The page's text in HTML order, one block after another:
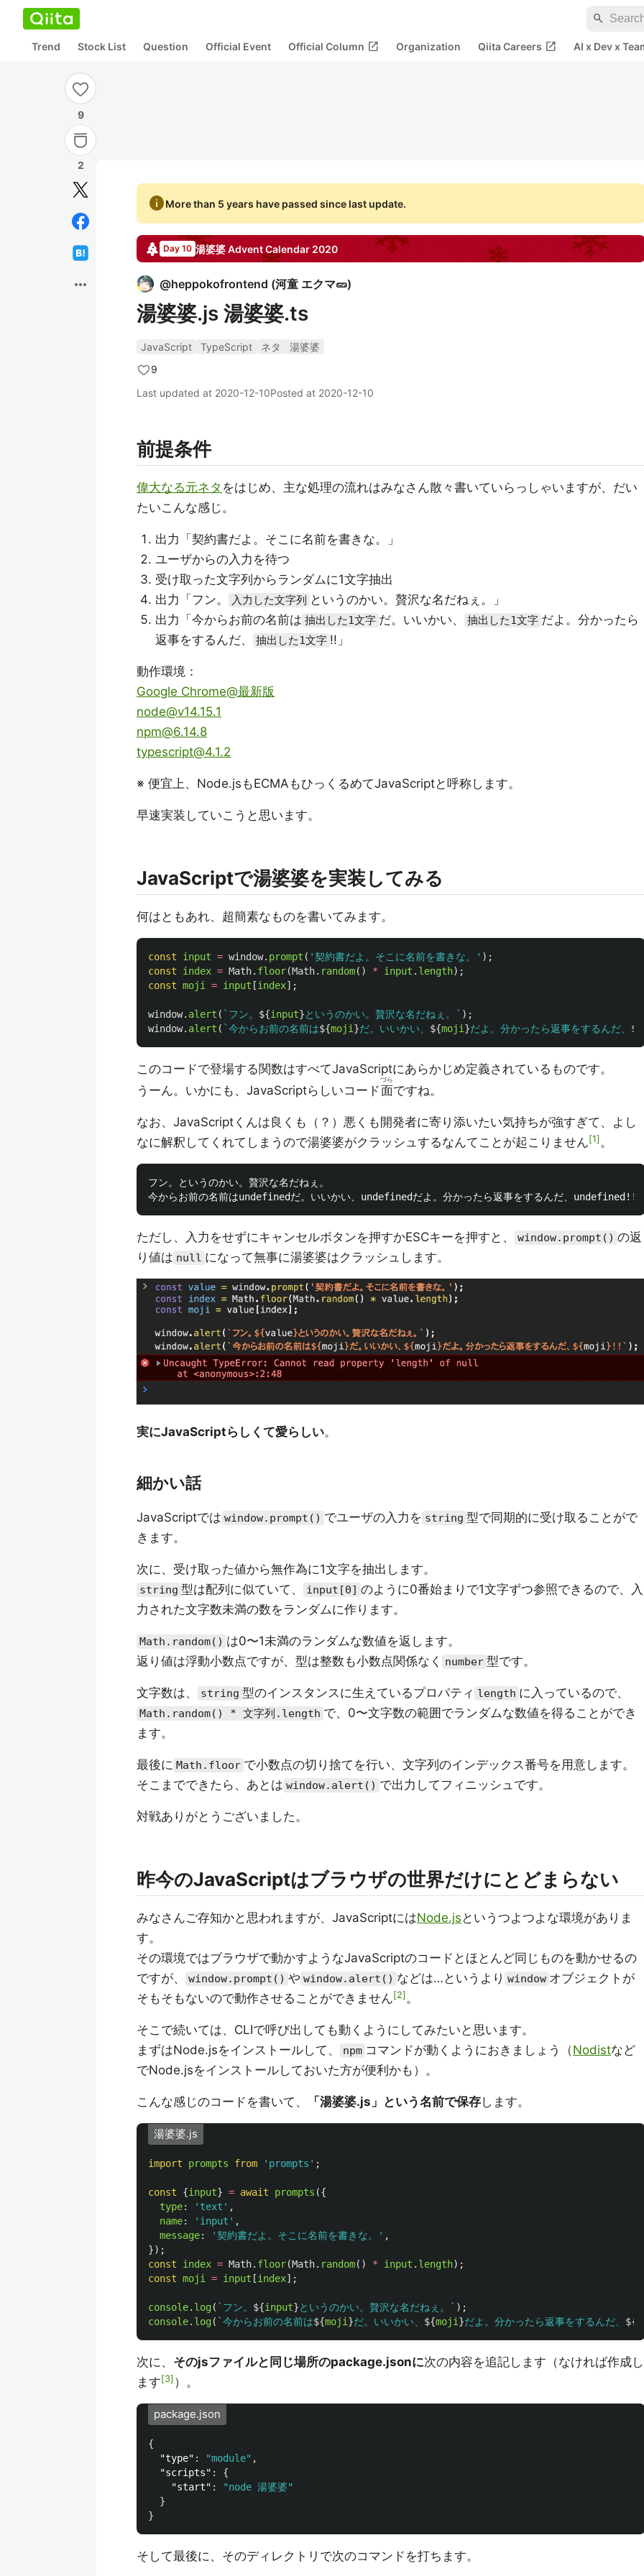
search
Trend Stock List Question Official Event Official Column open_in_new Organization Qiita Careers open_in_new AI x Dev x
9
2
more_horiz
infoMore than 5 years have passed since last update.
Day 10 湯婆婆Advent Calendar 2020
@heppokofrontend (河童 エクマ🥒)
湯婆婆.js 湯婆婆.ts
JavaScript TypeScript ネタ
湯婆婆
9
Last updated at 2020-12-10Posted at 2020-12-10
前提条件
偉大なる元ネタ をはじめ、主な処理の流れはみなさん散々書いていらっしゃいますが、だい
たいこんな感じ。
出力「契約書だよ。そこに名前を書きな。」
ユーザからの入力を待つ
受け取った文字列からランダムに1文字抽出
出力「フン。
入力した文字列
というのかい。贅沢な名だねぇ。」
出力「今からお前の名前は 抽出した1文字 だ。いいかい、 抽出した1文字 だよ。分かったら
返事をするんだ、
抽出した1文字 !!」
動作環境：
Google Chrome@最新版
node@v14.15.1
npm@6.14.8
typescript@4.1.2
※ 便宜上、Node.jsもECMAもひっくるめてJavaScriptと呼称します。
早速実装していこうと思います。
JavaScriptで湯婆婆を実装してみる
何はともあれ、超簡素なものを書いてみます。
const input = window. prompt ( '契約書だよ。そこに名前を書きな。 ' );
const
index = Math. floor(Math. random() * input . length);
const moji = input [index];
window. alert ( `フン。 ${input}というのかい。贅沢な名だねぇ。` );
window. alert ( `今からお前の名前は${moji }だ。いいかい、 ${moji }だよ。分かったら返事をするんだ、 ${
このコードで登場する関数はすべてJavaScriptにあらかじめ定義されているものです。
うーん。いかにも、JavaScriptらしいコード面
づら
ですね。
なお、JavaScriptくんは良くも（？）悪くも開発者に寄り添いたい気持ちが強すぎて、よし
なに解釈してくれてしまうので湯婆婆がクラッシュするなんてことが起こりません 1 。
フン。というのかい。贅沢な名だねぇ。
ただし、入力をせずにキャンセルボタンを押すかESCキーを押すと、 window.prompt() の返
り値は null になって無事に湯婆婆はクラッシュします。
実にJavaScriptらしくて愛らしい。
細かい話
JavaScriptでは window.prompt() でユーザの入力を string 型で同期的に受け取ることがで
きます。
次に、受け取った値から無作為に1文字を抽出します。
string 型は配列に似ていて、 input[0] のように0番始まりで1文字ずつ参照できるので、入
力された文字数未満の数をランダムに作ります。
Math.random() は0〜1未満のランダムな数値を返します。
返り値は浮動小数点ですが、型は整数も小数点関係なく
number 型です。
文字数は、 string 型のインスタンスに生えているプロパティ length に入っているので、
Math.random() * 文字列.length で、0〜文字数の範囲でランダムな数値を得ることができ
ます。
最後に Math.floor で小数点の切り捨てを行い、文字列のインデックス番号を用意します。
そこまでできたら、あとは window.alert() で出力してフィニッシュです。
対戦ありがとうございました。
昨今のJavaScriptはブラウザの世界だけにとどまらない
みなさんご存知かと思われますが、JavaScriptにはNode.js というつよつよな環境がありま
す。
その環境ではブラウザで動かすようなJavaScriptのコードとほとんど同じものを動かせるの
ですが、
window.prompt() や window.alert() などは…というより window オブジェクトが
そもそもないので動作させることができません 2 。
そこで続いては、CLIで呼び出しても動くようにしてみたいと思います。
まずはNode.jsをインストールして、
npm コマンドが動くようにおきましょう（Nodistなど
でNode.jsをインストールしておいた方が便利かも）。
こんな感じのコードを書いて、 「湯婆婆.js」という名前で保存します。
湯婆婆.js
import prompts from ' prompts ' ;
const {input} = await prompts ({
type: ' text ' ,
name: ' input ' ,
message: '契約書だよ。そこに名前を書きな。 ' ,
});
const
index = Math. floor(Math. random() * input . length);
const moji = input [index];
console. log( `フン。 ${input}というのかい。贅沢な名だねぇ。` );
console. log( `今からお前の名前は${moji}だ。いいかい、 ${moji}だよ。分かったら返事をするんだ、 ${
次に、 そのjsファイルと同じ場所のpackage.jsonに次の内容を追記します（なければ作成し
ます 3 ）。
package.json
{
"type" : "module" ,
"scripts" :
{
"start" :
"node 湯婆婆"
}
}
そして最後に、そのディレクトリで次のコマンドを打ちます。